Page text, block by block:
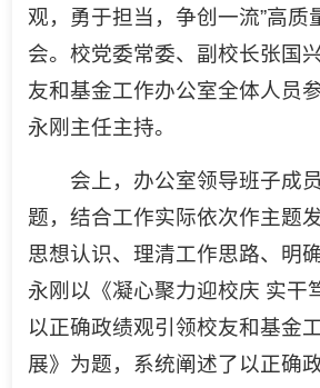
观，勇于担当，争创一流”高质
会。校党委常委、副校长张国
友和基金工作办公室全体人员
永刚主任主持。
会上，办公室领导班子成
题，结合工作实际依次作主题
思想认识、理清工作思路、明
永刚以《凝心聚力迎校庆 实
以正确政绩观引领校友和基金
展》为题，系统阐述了以正确